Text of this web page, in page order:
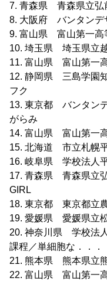
7. 青森県 青森県立弘
8. 大阪府 バンタンデ
9. 富山県 富山第一高
10. 埼玉県 埼玉県立
11. 富山県 富山第一
12. 静岡県 三島学園
フク
13. 東京都 バンタン
がらみ
14. 富山県 富山第一
15. 北海道 市立札幌
16. 岐阜県 学校法人
17. 青森県 青森県立
GIRL
18. 東京都 東京都立
19. 愛媛県 愛媛県立
20. 神奈川県 学校法
課程／単細胞な．．．
21. 熊本県 熊本県立
22. 富山県 富山第一